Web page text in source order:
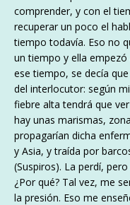
comprender, y con el
recuperar un poco el
tiempo todavía. Eso no
un tiempo y ella
ese tiempo, se decía
del interlocutor: según
fiebre alta tendrá que
hay unas marismas,
propagarían dicha
y Asia, y traída por
(Suspiros). La perdí,
¿Por qué? Tal vez, me
la presión. Eso me